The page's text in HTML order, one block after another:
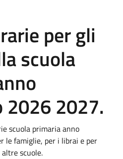
per gli
scuola
2026 2027.
scuola primaria anno
le famiglie, per i librai e per
scuole.